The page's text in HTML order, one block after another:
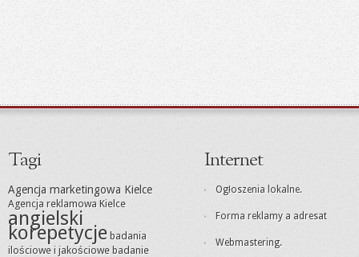
Tagi
Agencja marketingowa Kielce
Agencja reklamowa Kielce
angielski
korepetycje badania
ilościowe i jakościowe badanie
Internet
Ogłoszenia lokalne.
Forma reklamy a adresat
Webmastering.